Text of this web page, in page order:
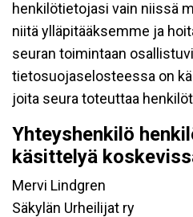
henkilötietojasi vain niissä
niitä ylläpitääksemme ja
seuran toimintaan
tietosuojaselosteessa on
joita seura toteuttaa
Yhteyshenkilö
käsittelyä
Mervi Lindgren
Säkylän Urheilijat ry